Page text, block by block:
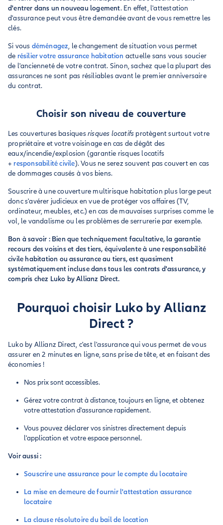
d'entrer dans un nouveau logement. En effet, l'attestation
d'assurance peut vous être demandée avant de vous remettre les
clés.
Si vous déménagez, le changement de situation vous permet
de résilier votre assurance habitation actuelle sans vous soucier
de l'ancienneté de votre contrat. Sinon, sachez que la plupart des
assurances ne sont pas résiliables avant le premier anniversaire
du contrat.
Choisir son niveau de couverture
Les couvertures basiquesrisques locatifs protègent surtout votre
propriétaire et votre voisinage en cas de dégât des
eaux/incendie/explosion (garantie risques locatifs
+ responsabilité civile). Vous ne serez souvent pas couvert en cas
de dommages causés à vos biens.
Souscrire à une couverture multirisque habitation plus large peut
donc s'avérer judicieux en vue de protéger vos affaires (TV,
ordinateur, meubles, etc.) en cas de mauvaises surprises comme le
vol, le vandalisme ou les problèmes de serrurerie par exemple.
Bon à savoir : Bien que techniquement facultative, la garantie
recours des voisins et des tiers, équivalente à une responsabilité
civile habitation ou assurance au tiers, est quasiment
systématiquement incluse dans tous les contrats d'assurance, y
compris chez Luko by Allianz Direct.
Pourquoi choisir Luko by Allianz
Direct ?
Luko by Allianz Direct, c'est l'assurance qui vous permet de vous
assurer en 2 minutes en ligne, sans prise de tête, et en faisant des
économies !
Nos prix sont accessibles.
Gérez votre contrat à distance, toujours en ligne, et obtenez
votre attestation d'assurance rapidement.
Vous pouvez déclarer vos sinistres directement depuis
l'application et votre espace personnel.
Voir aussi :
Souscrire une assurance pour le compte du locataire
La mise en demeure de fournir l'attestation assurance
locataire
La clause résolutoire du bail de location